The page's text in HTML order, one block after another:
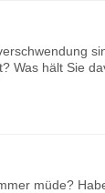
Was hält Sie
müde?